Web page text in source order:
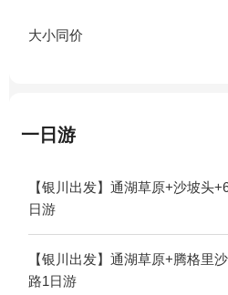
大小同价
一日游
【银川出发】通湖草原+沙坡头
日游
【银川出发】通湖草原+腾格里
路1日游